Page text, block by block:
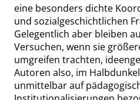
eine besonders dichte
und sozialgeschichtlichen
Gelegentlich aber bleiben
Versuchen, wenn sie
umgreifen trachten,
Autoren also, im
unmittelbar auf